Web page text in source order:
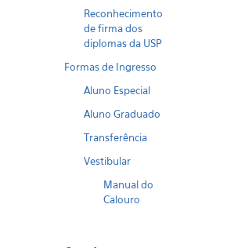
Reconhecimento
de firma dos
diplomas da USP
Formas de Ingresso
Aluno Especial
Aluno Graduado
Transferência
Vestibular
Manual do
Calouro